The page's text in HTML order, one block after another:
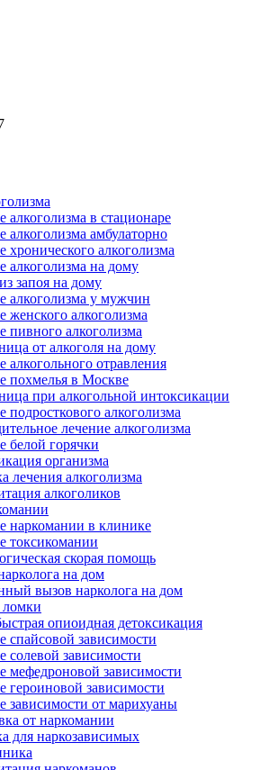
алкоголизма в стационаре
алкоголизма амбулаторно
хронического алкоголизма
алкоголизма на дому
запоя на дому
алкоголизма у мужчин
женского алкоголизма
пивного алкоголизма
от алкоголя на дому
алкогольного отравления
похмелья в Москве
при алкогольной интоксикации
подросткового алкоголизма
лечение алкоголизма
белой горячки
организма
лечения алкоголизма
алкоголиков
наркомании в клинике
токсикомании
скорая помощь
на дом
вызов нарколога на дом
опиоидная детоксикация
спайсовой зависимости
солевой зависимости
мефедроновой зависимости
героиновой зависимости
зависимости от марихуаны
от наркомании
для наркозависимых